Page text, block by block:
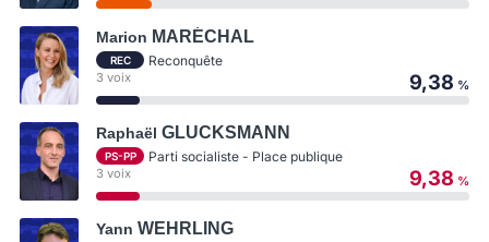
Marion MARÉCHAL
REC Reconquête
3 voix 9,38 %
Raphaël GLUCKSMANN
PS-PP Parti socialiste - Place publique
3 voix 9,38 %
Yann WEHRLING